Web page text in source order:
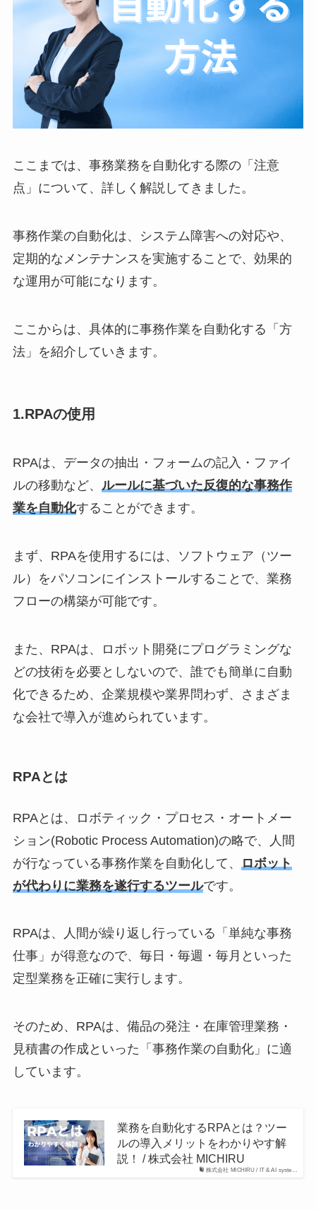
ここまでは、事務業務を自動化する際の「注意
点」について、詳しく解説してきました。
事務作業の自動化は、システム障害への対応や、
定期的なメンテナンスを実施することで、効果的
な運用が可能になります。
ここからは、具体的に事務作業を自動化する「方
法」を紹介していきます。
1.RPAの使用
RPAは、データの抽出・フォームの記入・ファイ
ルの移動など、 ルールに基づいた反復的な事務作
業を自動化することができます。
まず、RPAを使用するには、ソフトウェア（ツー
ル）をパソコンにインストールすることで、業務
フローの構築が可能です。
また、RPAは、ロボット開発にプログラミングな
どの技術を必要としないので、誰でも簡単に自動
化できるため、企業規模や業界問わず、さまざま
な会社で導入が進められています。
RPAとは
RPAとは、ロボティック・プロセス・オートメー
ション(Robotic Process Automation)の略で、人間
が行なっている事務作業を自動化して、
ロボット
が代わりに業務を遂行するツールです。
RPAは、人間が繰り返し行っている「単純な事務
仕事」が得意なので、毎日・毎週・毎月といった
定型業務を正確に実行します。
そのため、RPAは、備品の発注・在庫管理業務・
見積書の作成といった「事務作業の自動化」に適
しています。
株式会社 MICHIRU / IT & AI syste…
業務を自動化するRPAとは？ツー
ルの導入メリットをわかりやす解
説！ / 株式会社 MICHIRU